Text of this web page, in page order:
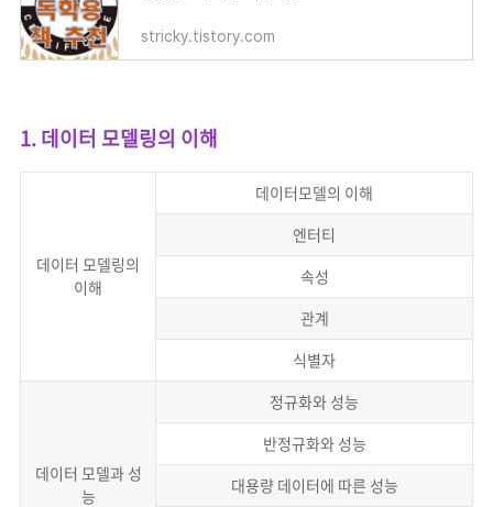
stricky.tistory.com
1. 데이터 모델링의 이해
데이터 모델링의
이해
데이터모델의 이해
엔터티
속성
관계
식별자
데이터 모델과 성
능
정규화와 성능
반정규화와 성능
대용량 데이터에 따른 성능